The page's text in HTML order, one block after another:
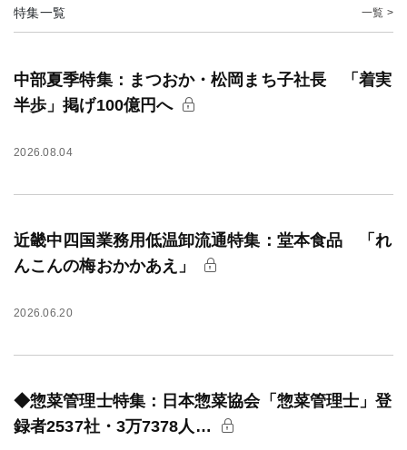
特集一覧 一覧 >
中部夏季特集：まつおか・松岡まち子社長 「着実
半歩」掲げ100億円へ
2026.08.04
近畿中四国業務用低温卸流通特集：堂本食品 「れ
んこんの梅おかかあえ」
2026.06.20
◆惣菜管理士特集：日本惣菜協会「惣菜管理士」登
録者2537社・3万7378人…